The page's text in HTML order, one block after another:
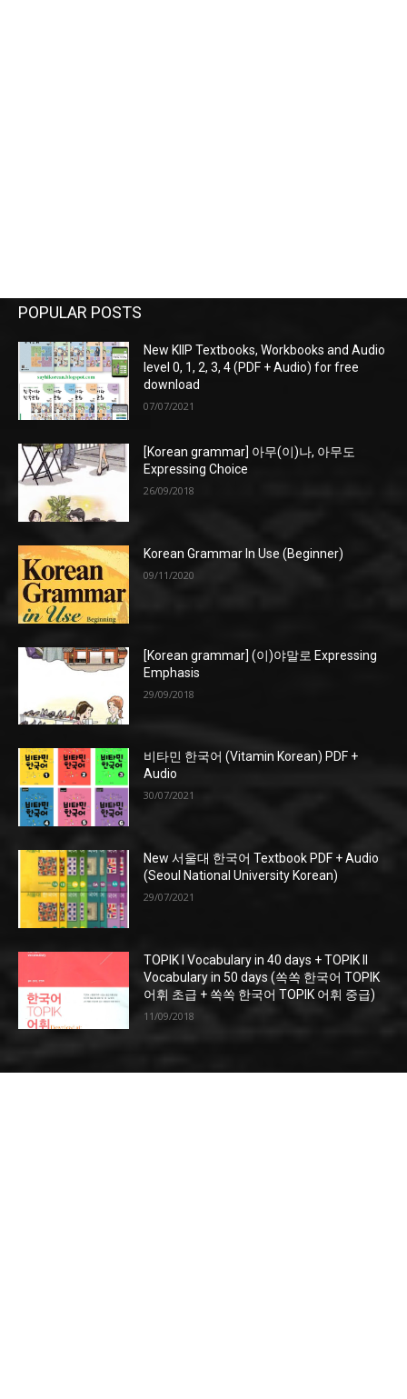
POPULAR POSTS
New KIIP Textbooks, Workbooks and Audio
level 0, 1, 2, 3, 4 (PDF + Audio) for free
download
07/07/2021
[Korean grammar] 아무(이)나, 아무도
Expressing Choice
26/09/2018
Korean Grammar In Use (Beginner)
09/11/2020
[Korean grammar] (이)야말로 Expressing
Emphasis
29/09/2018
비타민 한국어 (Vitamin Korean) PDF +
Audio
30/07/2021
New 서울대 한국어 Textbook PDF + Audio
(Seoul National University Korean)
29/07/2021
TOPIK I Vocabulary in 40 days + TOPIK II
Vocabulary in 50 days (쏙쏙 한국어 TOPIK
어휘 초급 + 쏙쏙 한국어 TOPIK 어휘 중급)
11/09/2018